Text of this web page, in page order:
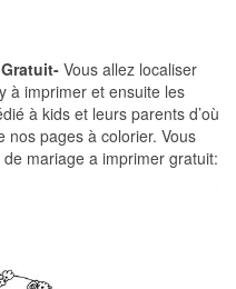
Vous allez localiser
à imprimer et ensuite les
à kids et leurs parents d’où
nos pages à colorier. Vous
mariage a imprimer gratuit: